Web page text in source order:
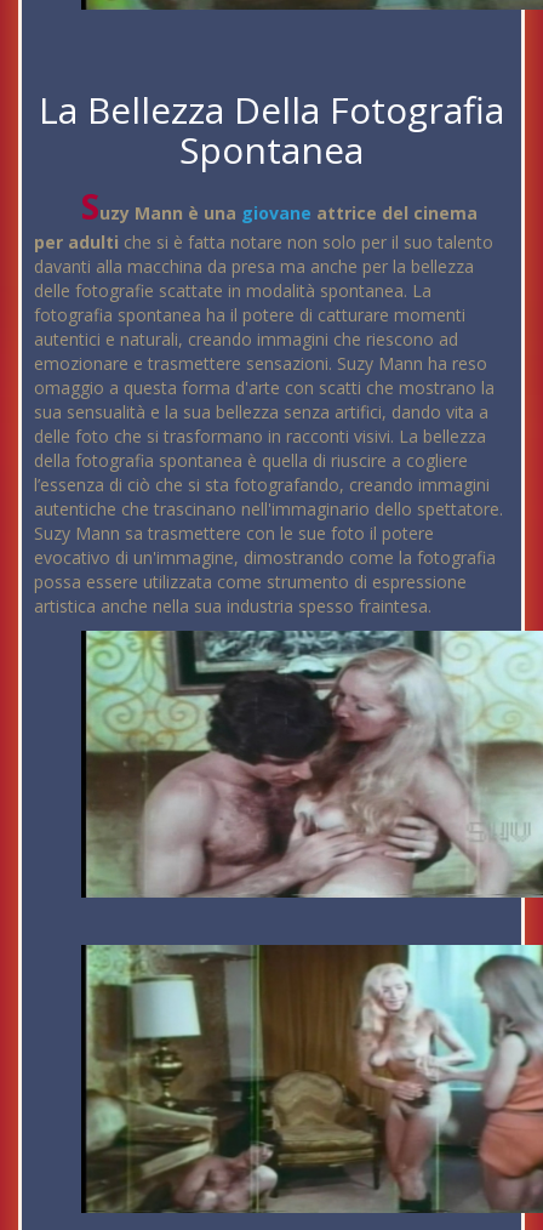
La Bellezza Della Fotografia
Spontanea
Suzy Mann è una giovane attrice del cinema
per adulti che si è fatta notare non solo per il suo talento
davanti alla macchina da presa ma anche per la bellezza
delle fotografie scattate in modalità spontanea. La
fotografia spontanea ha il potere di catturare momenti
autentici e naturali, creando immagini che riescono ad
emozionare e trasmettere sensazioni. Suzy Mann ha reso
omaggio a questa forma d'arte con scatti che mostrano la
sua sensualità e la sua bellezza senza artifici, dando vita a
delle foto che si trasformano in racconti visivi. La bellezza
della fotografia spontanea è quella di riuscire a cogliere
l’essenza di ciò che si sta fotografando, creando immagini
autentiche che trascinano nell'immaginario dello spettatore.
Suzy Mann sa trasmettere con le sue foto il potere
evocativo di un'immagine, dimostrando come la fotografia
possa essere utilizzata come strumento di espressione
artistica anche nella sua industria spesso fraintesa.